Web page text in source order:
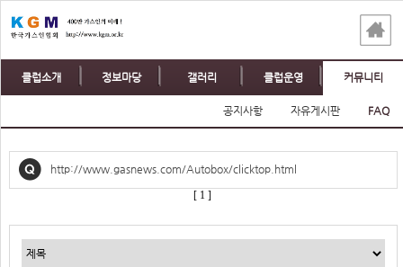
클럽소개 정보마당 갤러리 클럽운영 커뮤니티
공지사항 자유게시판 FAQ
http://www.gasnews.com/Autobox/clicktop.html
[ 1 ]